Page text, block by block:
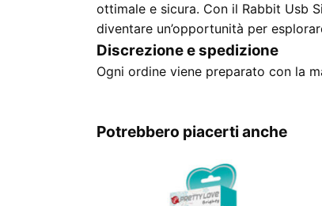
ottimale e sicura. Con il Rabbit Usb
diventare un’opportunità per
Discrezione e spedizione
Ogni ordine viene preparato con la
Potrebbero piacerti anche